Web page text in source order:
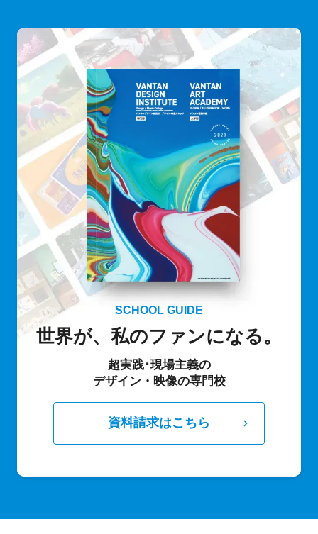
SCHOOL GUIDE
世界が、私のファンになる。
超実践･現場主義の
デザイン・映像の専門校
資料請求はこちら